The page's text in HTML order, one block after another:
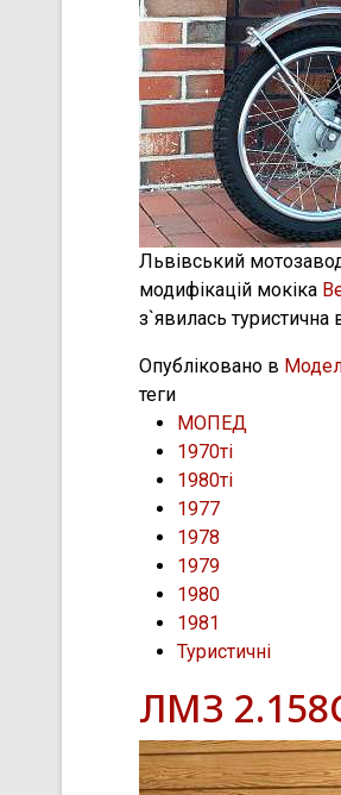
Львівський
модифікацій мокіка
з`явилась
Опубліковано в
теги
МОПЕД
1970ті
1980ті
1977
1978
1979
1980
1981
Туристичні
ЛМЗ